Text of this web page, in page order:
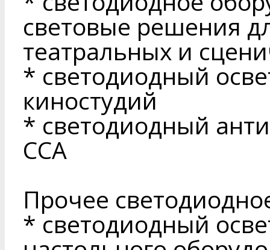
световые решения
театральных и
* светодиодный
киностудий
* светодиодный
ССА
Прочее
* светодиодный